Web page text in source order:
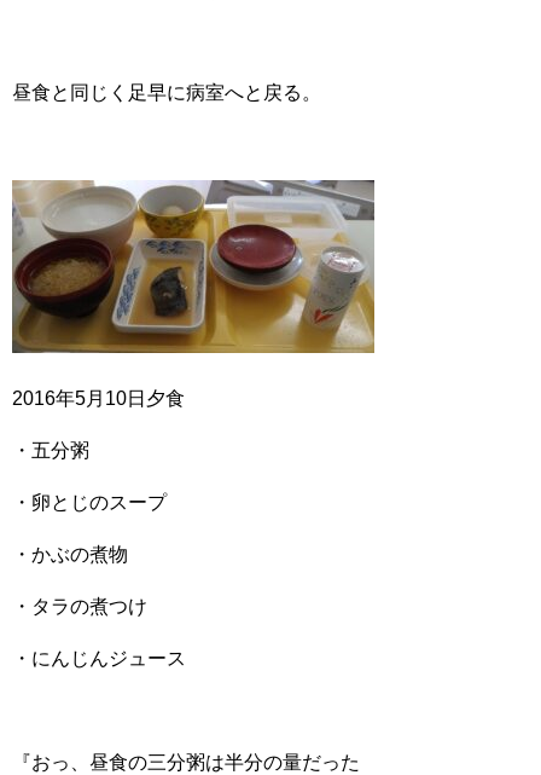
昼食と同じく足早に病室へと戻る。
2016年5月10日夕食
・五分粥
・卵とじのスープ
・かぶの煮物
・タラの煮つけ
・にんじんジュース
『おっ、昼食の三分粥は半分の量だった